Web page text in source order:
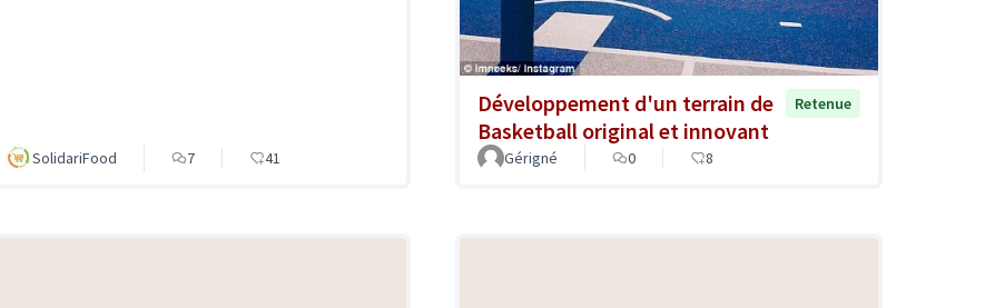
SolidariFood 7 41
Développement d'un terrain de
Basketball original et innovant
Retenue
Gérigné 0 8